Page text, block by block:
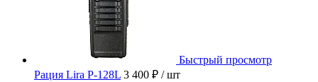
Быстрый просмотр
Рация Lira P-128L 3 400 ₽ / шт